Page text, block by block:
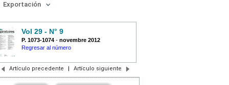
Exportación
Vol 29 - N° 9
P. 1073-1074 - novembre 2012
Regresar al número
Artículo precedente | Artículo siguiente